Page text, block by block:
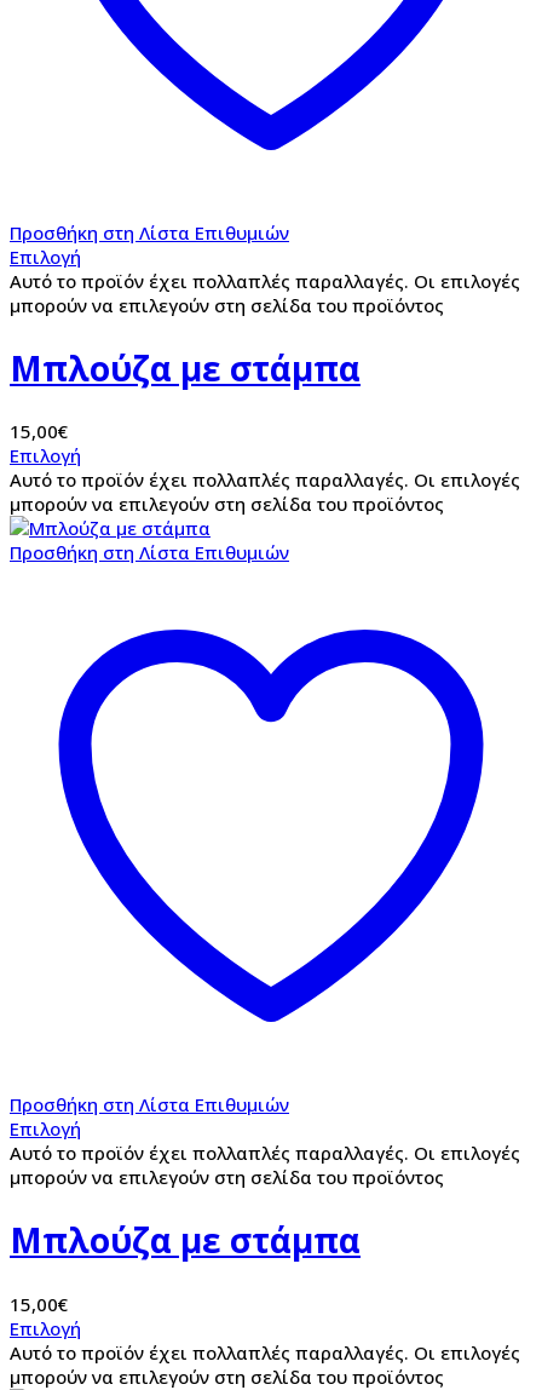
Προσθήκη στη Λίστα Επιθυμιών
Επιλογή
Αυτό το προϊόν έχει πολλαπλές παραλλαγές. Οι επιλογές
μπορούν να επιλεγούν στη σελίδα του προϊόντος
Μπλούζα με στάμπα
15,00€
Επιλογή
Αυτό το προϊόν έχει πολλαπλές παραλλαγές. Οι επιλογές
μπορούν να επιλεγούν στη σελίδα του προϊόντος
Προσθήκη στη Λίστα Επιθυμιών
Προσθήκη στη Λίστα Επιθυμιών
Επιλογή
Αυτό το προϊόν έχει πολλαπλές παραλλαγές. Οι επιλογές
μπορούν να επιλεγούν στη σελίδα του προϊόντος
Μπλούζα με στάμπα
15,00€
Επιλογή
Αυτό το προϊόν έχει πολλαπλές παραλλαγές. Οι επιλογές
μπορούν να επιλεγούν στη σελίδα του προϊόντος